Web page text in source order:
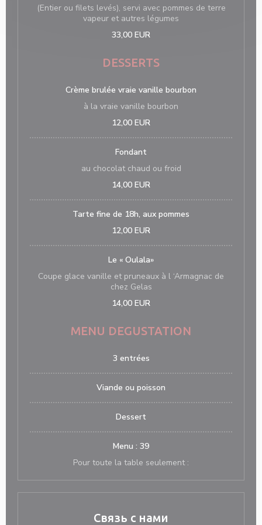
(Entier ou filets levés), servi avec pommes de terre
vapeur et autres légumes
33,00 EUR
DESSERTS
Crème brulée vraie vanille bourbon
à la vraie vanille bourbon
12,00 EUR
Fondant
au chocolat chaud ou froid
14,00 EUR
Tarte fine de 18h, aux pommes
12,00 EUR
Le « Oulala»
Coupe glace vanille et pruneaux à l ‘Armagnac de
chez Gelas
14,00 EUR
MENU DEGUSTATION
3 entrées
Viande ou poisson
Dessert
Menu : 39
Pour toute la table seulement :
Связь с нами